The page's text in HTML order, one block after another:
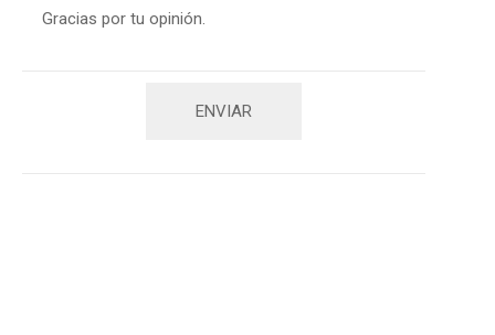
Gracias por tu opinión.